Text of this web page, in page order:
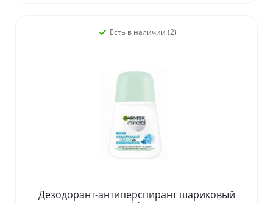
Есть в наличии (2)
Дезодорант-антиперспирант шариковый